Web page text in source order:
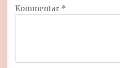
Kommentar *